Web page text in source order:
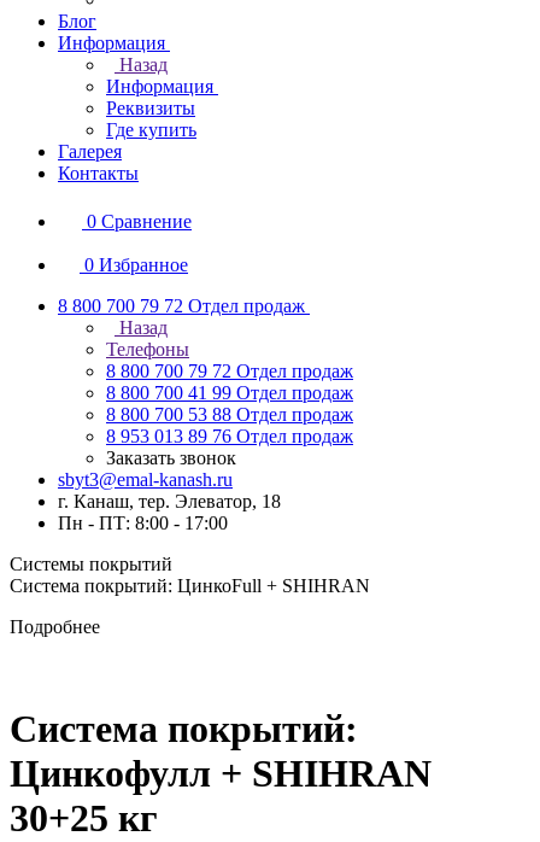
Блог
Информация
Назад
Информация
Реквизиты
Где купить
Галерея
Контакты
0 Сравнение
0 Избранное
8 800 700 79 72 Отдел продаж
Назад
Телефоны
8 800 700 79 72 Отдел продаж
8 800 700 41 99 Отдел продаж
8 800 700 53 88 Отдел продаж
8 953 013 89 76 Отдел продаж
Заказать звонок
sbyt3@emal-kanash.ru
г. Канаш, тер. Элеватор, 18
Пн - ПТ: 8:00 - 17:00
Системы покрытий
Система покрытий: ЦинкоFull + SHIHRAN
Подробнее
Система покрытий:
Цинкофулл + SHIHRAN
30+25 кг